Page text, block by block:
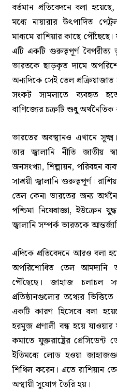
বর্তমান প্রতিবেদনে বলা
মধ্যে নায়ারার উৎপাদিত
মাধ্যমে রাশিয়ার কাছে
এটি একটি গুরুত্বপূর্ণ বৈপরীত্য
ভারতকে ছাড়কৃত দামে
অন্যদিকে সেই তেল প্রক্রিয়াজাত
সংকট সামলাতে ব্যবহৃত
বাণিজ্যের চক্রটি শুধু
ভারতের অবস্থানও এখানে
তার জ্বালানি নীতি জাতীয়
জনসংখ্যা, শিল্পায়ন, পরিবহন
সাশ্রয়ী জ্বালানি গুরুত্বপূর্ণ।
তেল কেনা ভারতের জন্য
পশ্চিমা নিষেধাজ্ঞা, ইউক্রেন
জ্বালানি সম্পর্ক ভারতকে
এদিকে প্রতিবেদনে আরও বলা
অপরিশোধিত তেল আমদানি
পৌঁছেছে। জাহাজ চলাচল
প্রতিষ্ঠানগুলোর তথ্যের
একটি কারণ হিসেবে বলা
হরমুজ প্রণালী বন্ধ হয়ে যাওয়ার
কমাতে যুক্তরাষ্ট্রের
ইতিমধ্যে লোড হওয়া
শিথিল করেন। এতে রাশিয়ান
অস্থায়ী সুযোগ তৈরি হয়।